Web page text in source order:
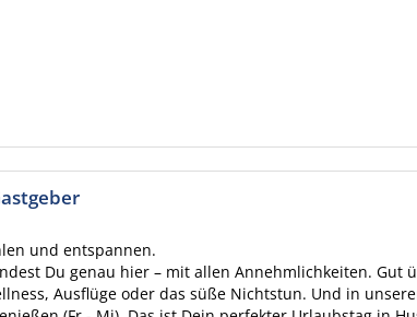
und entspannen.
Du genau hier – mit allen Annehmlichkeiten. Gut
Ausflüge oder das süße Nichtstun. Und in